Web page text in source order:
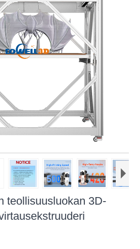
teollisuusluokan 3D-